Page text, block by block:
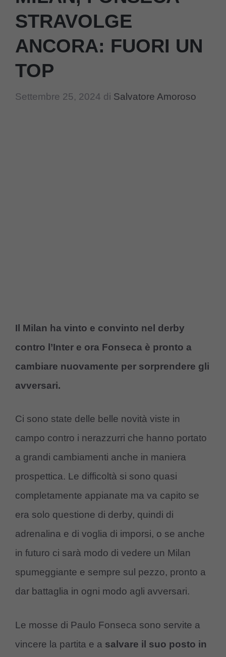
STRAVOLGE
ANCORA: FUORI UN
TOP
Settembre 25, 2024 di Salvatore Amoroso
Il Milan ha vinto e convinto nel derby
contro l’Inter e ora Fonseca è pronto a
cambiare nuovamente per sorprendere gli
avversari.
Ci sono state delle belle novità viste in
campo contro i nerazzurri che hanno portato
a grandi cambiamenti anche in maniera
prospettica. Le difficoltà si sono quasi
completamente appianate ma va capito se
era solo questione di derby, quindi di
adrenalina e di voglia di imporsi, o se anche
in futuro ci sarà modo di vedere un Milan
spumeggiante e sempre sul pezzo, pronto a
dar battaglia in ogni modo agli avversari.
Le mosse di Paulo Fonseca sono servite a
vincere la partita e a salvare il suo posto in